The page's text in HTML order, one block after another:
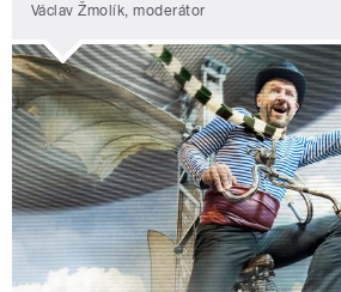
Václav Žmolík, moderátor